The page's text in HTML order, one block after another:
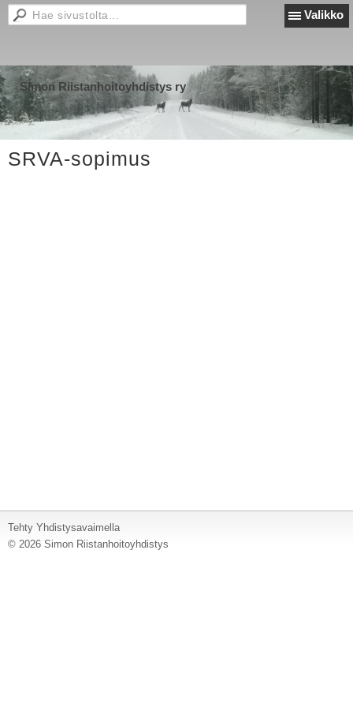
Valikko
Simon Riistanhoitoyhdistys ry
SRVA-sopimus
Tehty Yhdistysavaimella
© 2026 Simon Riistanhoitoyhdistys